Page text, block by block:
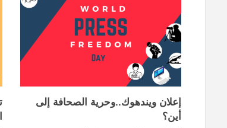
إعلان ويندهوك..وحرية الصحافة إلى
أين؟